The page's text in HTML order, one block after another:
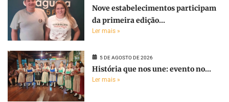
Nove estabelecimentos participam
da primeira edição...
Ler mais »
5 DE AGOSTO DE 2026
História que nos une: evento no...
Ler mais »